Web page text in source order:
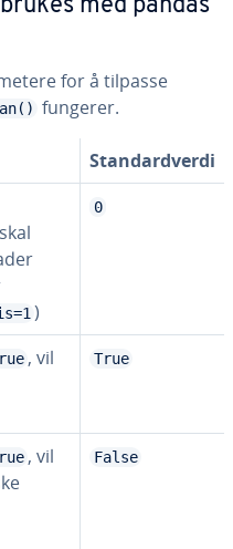
med pandas
for å tilpasse
fungerer.
Standardverdi
)
0
, vil
True
, vil
False